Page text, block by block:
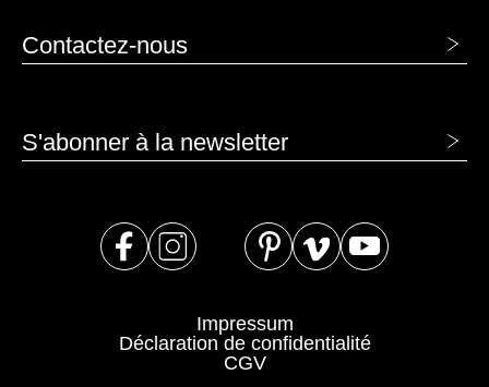
Contactez-nous
S'abonner à la newsletter
Impressum
Déclaration de confidentialité
CGV